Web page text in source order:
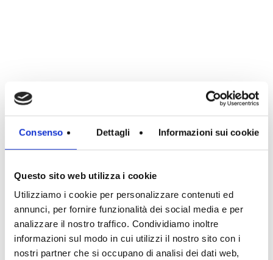
Consenso Dettagli Informazioni sui cookie
Questo sito web utilizza i cookie
Utilizziamo i cookie per personalizzare contenuti ed
annunci, per fornire funzionalità dei social media e per
analizzare il nostro traffico. Condividiamo inoltre
informazioni sul modo in cui utilizzi il nostro sito con i
nostri partner che si occupano di analisi dei dati web,